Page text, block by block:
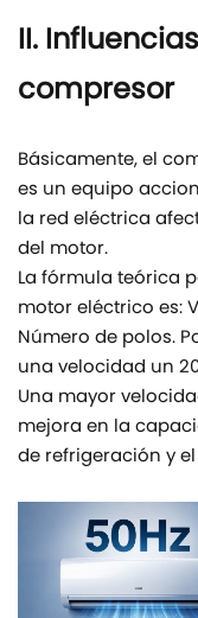
II.
compresor
Básicamente, el
es un equipo
la red eléctrica
del motor.
La fórmula teórica
motor eléctrico es:
Número de polos.
una velocidad un
Una mayor
mejora en la
de refrigeración y